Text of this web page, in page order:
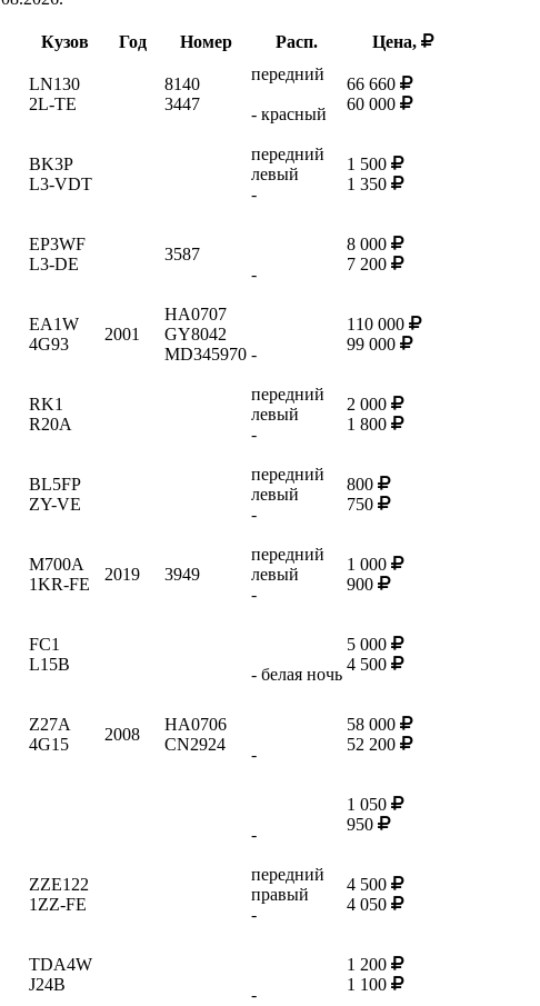
Кузов Год Номер Расп.
Цена,
LN130
2L-TE
8140
3447
передний
- красный
66 660
60 000
BK3P
L3-VDT
передний
левый
-
1 500
1 350
EP3WF
L3-DE
3587
-
8 000
7 200
EA1W
4G93
2001
HA0707
GY8042
MD345970 -
110 000
99 000
RK1
R20A
передний
левый
-
2 000
1 800
BL5FP
ZY-VE
передний
левый
-
800
750
M700A
1KR-FE
2019 3949
передний
левый
-
1 000
900
FC1
L15B
- белая ночь
5 000
4 500
Z27A
4G15
2008
HA0706
CN2924
-
58 000
52 200
-
1 050
950
ZZE122
1ZZ-FE
передний
правый
-
4 500
4 050
TDA4W
J24B
-
1 200
1 100